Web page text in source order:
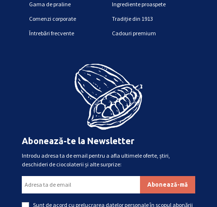
Gama de praline
Comenzi corporate
Întrebări frecvente
Ingrediente proaspete
Tradiție din 1913
Cadouri premium
Abonează-te la Newsletter
Introdu adresa ta de email pentru a afla ultimele oferte, știri,
deschideri de ciocolaterii și alte surprize:
Sunt de acord cu prelucrarea datelor personaleîn scopul abonării